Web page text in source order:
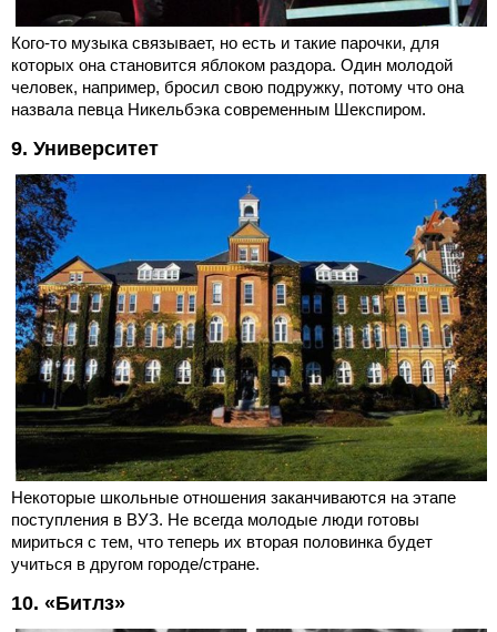
Кого-то музыка связывает, но есть и такие парочки, для
которых она становится яблоком раздора. Один молодой
человек, например, бросил свою подружку, потому что она
назвала певца Никельбэка современным Шекспиром.
9. Университет
Некоторые школьные отношения заканчиваются на этапе
поступления в ВУЗ. Не всегда молодые люди готовы
мириться с тем, что теперь их вторая половинка будет
учиться в другом городе/стране.
10. «Битлз»